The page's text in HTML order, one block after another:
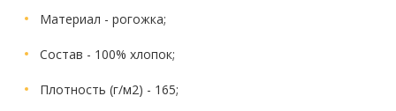
Материал - рогожка;
Состав - 100% хлопок;
Плотность (г/м2) - 165;